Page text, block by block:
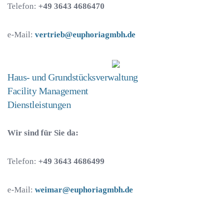
Telefon: +49 3643 4686470
e-Mail: vertrieb@euphoriagmbh.de
Haus- und Grundstücksverwaltung
Facility Management
Dienstleistungen
Wir sind für Sie da:
Telefon: +49 3643 4686499
e-Mail: weimar@euphoriagmbh.de